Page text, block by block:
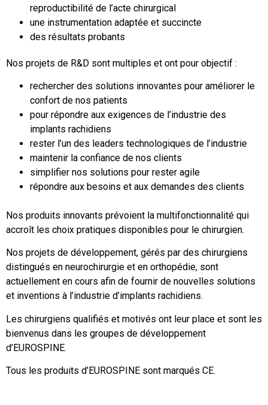
reproductibilité de l’acte chirurgical
une instrumentation adaptée et succincte
des résultats probants
Nos projets de R&D sont multiples et ont pour objectif :
rechercher des solutions innovantes pour améliorer le
confort de nos patients
pour répondre aux exigences de l’industrie des
implants rachidiens
rester l’un des leaders technologiques de l’industrie
maintenir la confiance de nos clients
simplifier nos solutions pour rester agile
répondre aux besoins et aux demandes des clients
Nos produits innovants prévoient la multifonctionnalité qui
accroît les choix pratiques disponibles pour le chirurgien.
Nos projets de développement, gérés par des chirurgiens
distingués en neurochirurgie et en orthopédie, sont
actuellement en cours afin de fournir de nouvelles solutions
et inventions à l’industrie d’implants rachidiens.
Les chirurgiens qualifiés et motivés ont leur place et sont les
bienvenus dans les groupes de développement
d’EUROSPINE.
Tous les produits d’EUROSPINE sont marqués CE.